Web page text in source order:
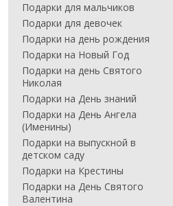
Подарки для мальчиков
Подарки для девочек
Подарки на день рождения
Подарки на Новый Год
Подарки на день Святого
Николая
Подарки на День знаний
Подарки на День Ангела
(Именины)
Подарки на выпускной в
детском саду
Подарки на Крестины
Подарки на День Святого
Валентина